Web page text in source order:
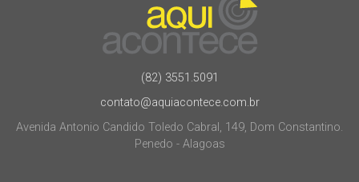
(82) 3551.5091
contato@aquiacontece.com.br
Avenida Antonio Candido Toledo Cabral, 149, Dom Constantino.
Penedo - Alagoas